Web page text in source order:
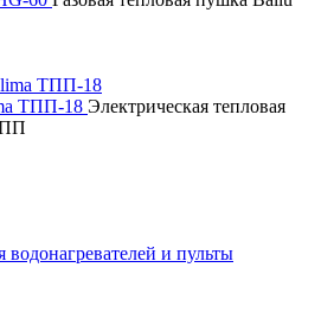
ТПП-18 Электрическая тепловая
водонагревателей и пульты